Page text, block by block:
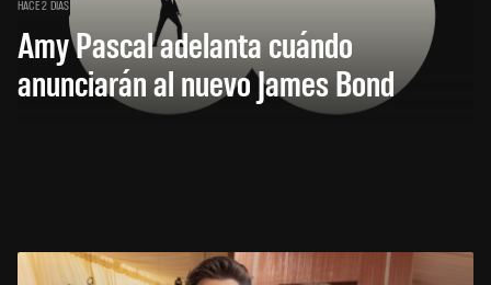
HACE 2 DÍAS
Amy Pascal adelanta cuándo
anunciarán al nuevo James Bond